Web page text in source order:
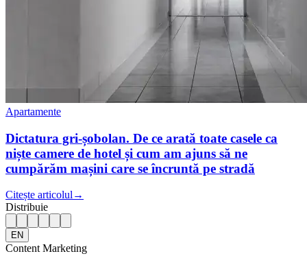
Apartamente
Dictatura gri-șobolan. De ce arată toate casele ca
niște camere de hotel și cum am ajuns să ne
cumpărăm mașini care se încruntă pe stradă
Citește articolul →
Distribuie
EN
Content Marketing